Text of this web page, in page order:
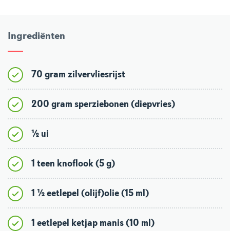
Ingrediënten
70 gram zilvervliesrijst
200 gram sperziebonen (diepvries)
½ ui
1 teen knoflook (5 g)
1 ½ eetlepel (olijf)olie (15 ml)
1 eetlepel ketjap manis (10 ml)